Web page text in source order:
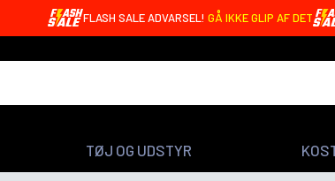
OREO BARS MED 20G PROTEIN - KUN 4,99 DKK 🤩
TØJ OG UDSTYR